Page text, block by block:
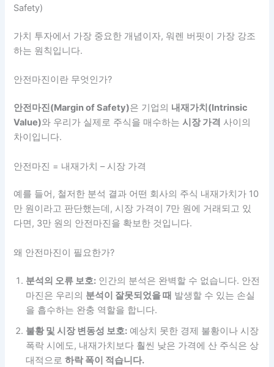
Safety)
가치 투자에서 가장 중요한 개념이자, 워렌 버핏이 가장 강조
하는 원칙입니다.
안전마진이란 무엇인가?
안전마진(Margin of Safety)은 기업의 내재가치(Intrinsic
Value)와 우리가 실제로 주식을 매수하는시장 가격 사이의
차이입니다.
안전마진 = 내재가치 – 시장 가격
예를 들어, 철저한 분석 결과 어떤 회사의 주식 내재가치가 10
만 원이라고 판단했는데, 시장 가격이 7만 원에 거래되고 있
다면, 3만 원의 안전마진을 확보한 것입니다.
왜 안전마진이 필요한가?
분석의 오류 보호: 인간의 분석은 완벽할 수 없습니다. 안전
마진은 우리의 분석이 잘못되었을 때 발생할 수 있는 손실
을 흡수하는 완충 역할을 합니다.
불황 및 시장 변동성 보호: 예상치 못한 경제 불황이나 시장
폭락 시에도, 내재가치보다 훨씬 낮은 가격에 산 주식은 상
대적으로하락 폭이 적습니다.